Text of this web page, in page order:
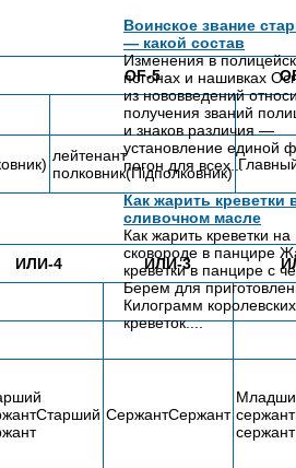
OF-5
лейтенант
полковник(Підполковник)
ИЛИ-4 ИЛИ-3
СержантСержант
сержант
Воинское звание
— какой состав
Изменения в
погонах и нашивках
из нововведений
получения званий
и знаков различия —
установление единой
погон для всех...
Как жарить креветки
сливочном масле
Как жарить креветки на
сковороде в панцире
креветки в панцире с
Берем для
Килограмм королевских
креветок....